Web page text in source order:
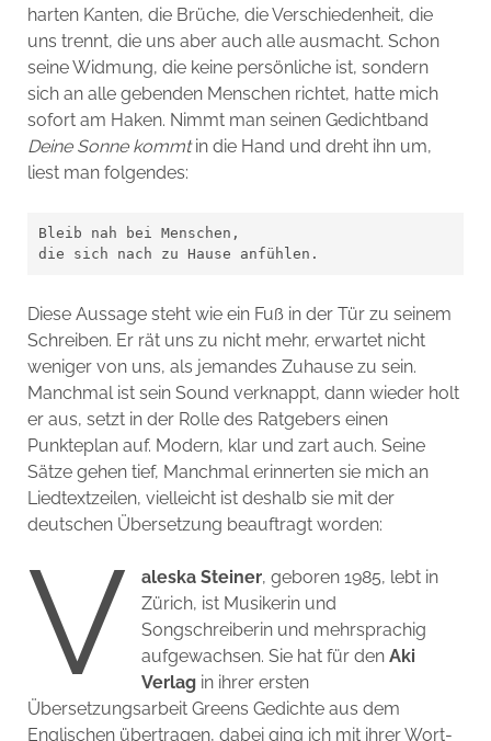
harten Kanten, die Brüche, die Verschiedenheit, die
uns trennt, die uns aber auch alle ausmacht. Schon
seine Widmung, die keine persönliche ist, sondern
sich an alle gebenden Menschen richtet, hatte mich
sofort am Haken. Nimmt man seinen Gedichtband
Deine Sonne kommtin die Hand und dreht ihn um,
liest man folgendes:
Bleib nah bei Menschen,
die sich nach zu Hause anfühlen.
Diese Aussage steht wie ein Fuß in der Tür zu seinem
Schreiben. Er rät uns zu nicht mehr, erwartet nicht
weniger von uns, als jemandes Zuhause zu sein.
Manchmal ist sein Sound verknappt, dann wieder holt
er aus, setzt in der Rolle des Ratgebers einen
Punkteplan auf. Modern, klar und zart auch. Seine
Sätze gehen tief, Manchmal erinnerten sie mich an
Liedtextzeilen, vielleicht ist deshalb sie mit der
deutschen Übersetzung beauftragt worden:
V aleska Steiner, geboren 1985, lebt in
Zürich, ist Musikerin und
Songschreiberin und mehrsprachig
aufgewachsen. Sie hat für denAki
Verlag in ihrer ersten
Übersetzungsarbeit Greens Gedichte aus dem
Englischen übertragen, dabei ging ich mit ihrer Wort-